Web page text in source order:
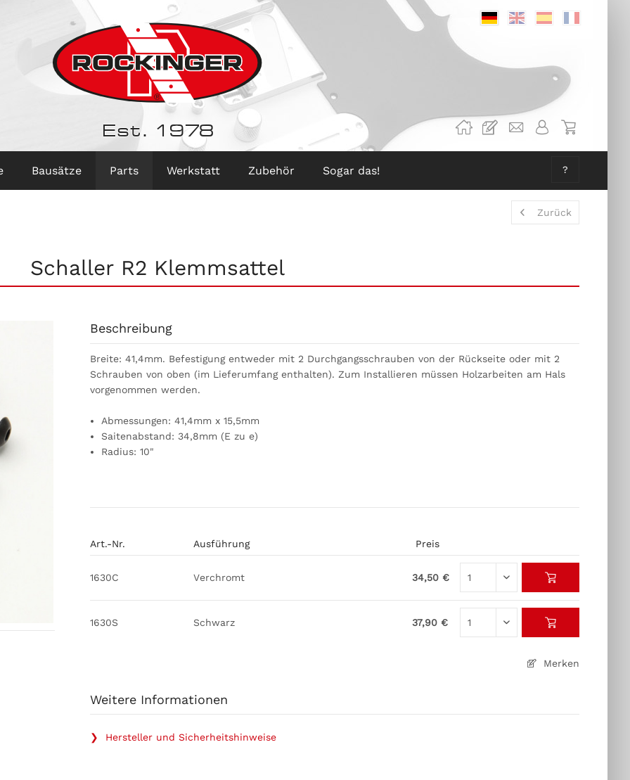
DeutschEnglischSpanisch
Est. 1978
Bausätze Parts Werkstatt Zubehör Sogar das! ?
Zurück
Schaller R2 Klemmsattel
Merken
Art.-Nr. Ausführung Preis
1630C Verchromt 34,50 €
1630S Schwarz 37,90 €
Beschreibung
Breite: 41,4mm. Befestigung entweder mit 2 Durchgangsschrauben von der Rückseite oder mit 2
Schrauben von oben (im Lieferumfang enthalten). Zum Installieren müssen Holzarbeiten am Hals
vorgenommen werden.
Abmessungen: 41,4mm x 15,5mm
Saitenabstand: 34,8mm (E zu e)
Radius: 10"
Weitere Informationen
❯ Hersteller und Sicherheitshinweise